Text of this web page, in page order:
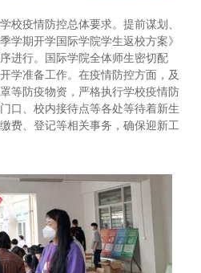
校疫情防控总体要求。提前谋划、
学期开学国际学院学生返校方案》
进行。国际学院全体师生密切配
学准备工作。在疫情防控方面，及
等防疫物资，严格执行学校疫情防
口、校内接待点等各处等待着新生
费、登记等相关事务，确保迎新工